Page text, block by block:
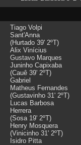
Tiago Volpi
Sant'Anna
(Hurtado 39' 2ºT)
Alix Vinícius
Gustavo Marques
Juninho Capixaba
(Cauê 39' 2ºT)
Gabriel
Matheus Fernandes
(Gustavinho 31' 2ºT)
Lucas Barbosa
Herrera
(Sosa 19' 2ºT)
Henry Mosquera
(Vinicinho 31' 2ºT)
Isidro Pitta